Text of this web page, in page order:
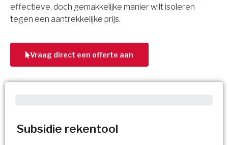
Subsidie rekentool
effectieve, doch gemakkelijke manier wilt isoleren
tegen een aantrekkelijke prijs.
Vraag direct een offerte aan